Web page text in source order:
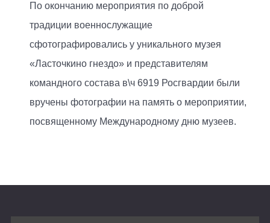
По окончанию мероприятия по доброй
традиции военнослужащие
сфотографировались у уникального музея
«Ласточкино гнездо» и представителям
командного состава в\ч 6919 Росгвардии были
вручены фотографии на память о мероприятии,
посвященному Международному дню музеев.